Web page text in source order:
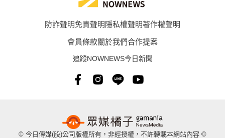
防詐聲明免責聲明隱私權聲明著作權聲明
會員條款關於我們合作提案
追蹤NOWNEWS今日新聞
© 今日傳媒(股)公司版權所有，非經授權，不許轉載本網站內容 ©